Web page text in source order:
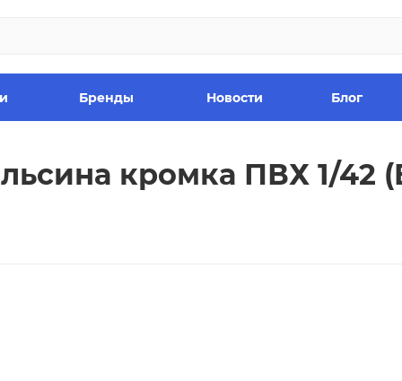
Бренды Новости Блог
кромка ПВХ 1/42